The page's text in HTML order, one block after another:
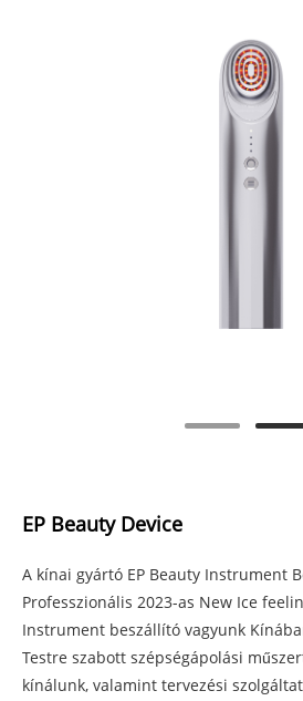
EP Beauty Device
A kínai gyártó EP Beauty Instrument
Professzionális 2023-as New Ice
Instrument beszállító vagyunk
Testre szabott szépségápolási
kínálunk, valamint tervezési